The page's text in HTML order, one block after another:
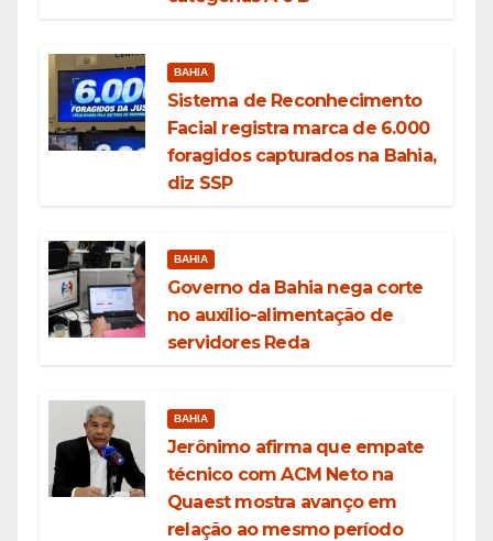
BAHIA
Sistema de Reconhecimento
Facial registra marca de 6.000
foragidos capturados na Bahia,
diz SSP
BAHIA
Governo da Bahia nega corte
no auxílio-alimentação de
servidores Reda
BAHIA
Jerônimo afirma que empate
técnico com ACM Neto na
Quaest mostra avanço em
relação ao mesmo período